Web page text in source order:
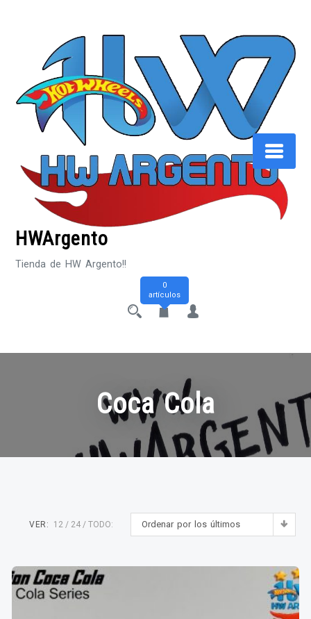
HWArgento
Tienda de HW Argento!!
0
artículos
Coca Cola
Ordenar por los últimos
VER: 12 24 TODO: